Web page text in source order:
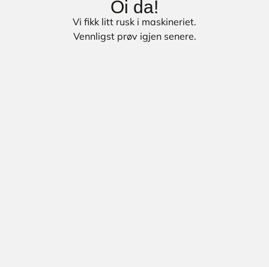
Oi da!
Vi fikk litt rusk i maskineriet.
Vennligst prøv igjen senere.